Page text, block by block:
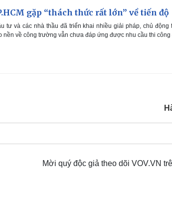
gặp “thách thức rất lớn” về tiến độ
tư và các nhà thầu đã triển khai nhiều giải pháp, chủ động
về công trường vẫn chưa đáp ứng được nhu cầu thi công
Mời quý độc giả theo dõi VOV.VN